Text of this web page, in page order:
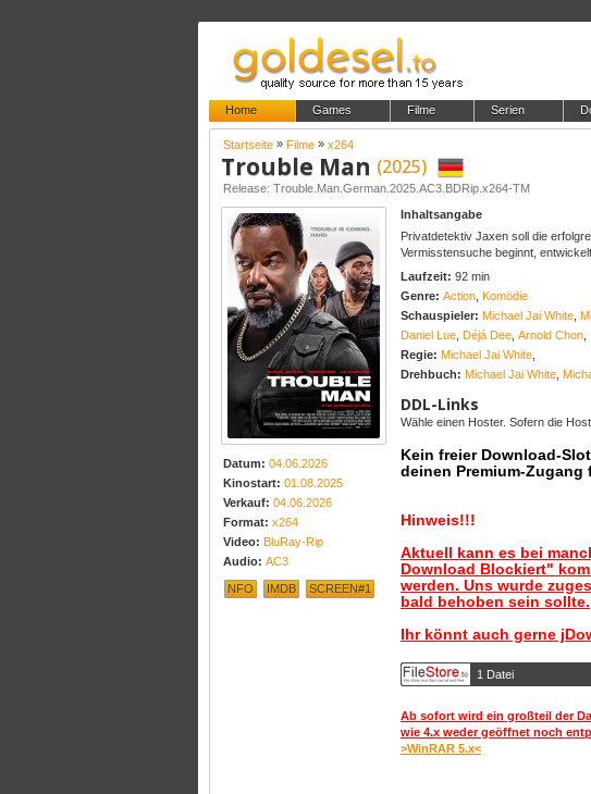
Home Games Filme Serien
Startseite » Filme » x264
Trouble Man (2025)
Release: Trouble.Man.German.2025.AC3.BDRip.x264-TM
Datum: 04.06.2026
Kinostart: 01.08.2025
Verkauf: 04.06.2026
Format: x264
Video: BluRay-Rip
Audio: AC3
NFO IMDB SCREEN#1
Inhaltsangabe
Privatdetektiv Jaxen soll die
Vermisstensuche beginnt,
Laufzeit: 92 min
Genre: Action Komödie
Schauspieler: Michael Jai White
Daniel Lue Déjá Dee Arnold Chon
Regie: Michael Jai White
Drehbuch: Michael Jai White
DDL-Links
Wähle einen Hoster. Sofern die
Kein freier Download-
deinen Premium-
Hinweis!!!
Aktuell kann es bei
Download Blockiert"
werden. Uns wurde
bald behoben sein sollte.
Ihr könnt auch gerne
1 Datei
Ab sofort wird ein großteil der
wie 4.x weder geöffnet noch
>WinRAR 5.x<